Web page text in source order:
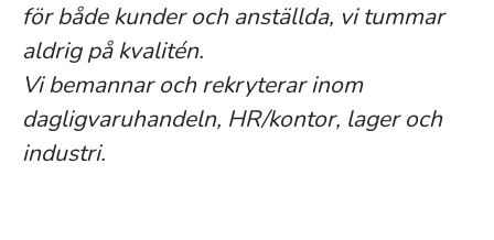
för både kunder och anställda, vi tummar
aldrig på kvalitén.
Vi bemannar och rekryterar inom
dagligvaruhandeln, HR/kontor, lager och
industri.